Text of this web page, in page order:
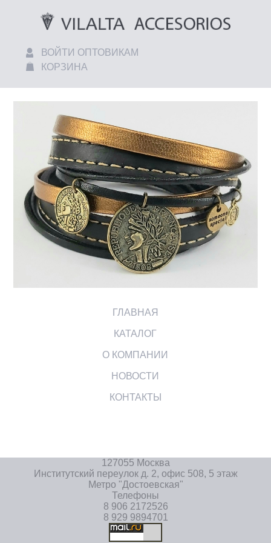
ВОЙТИ ОПТОВИКАМ
КОРЗИНА
ГЛАВНАЯ
КАТАЛОГ
О КОМПАНИИ
НОВОСТИ
КОНТАКТЫ
127055 Москва
Институтский переулок д. 2, офис 508, 5 этаж
Метро "Достоевская"
Телефоны
8 906 2172526
8 929 9894701